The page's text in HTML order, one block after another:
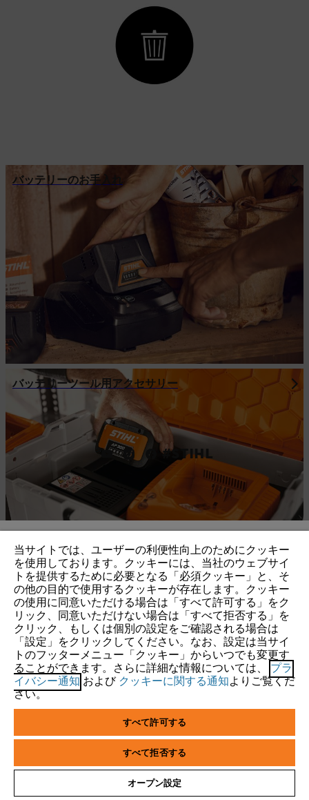
バッテリーのお手入れ
バッテリーツール用アクセサリー
#STIHL
会社
STIHL FAQ
サービス
個人情報保護・サイトの利用 クッキー
IHR BROWSER WIRD NICHT
UNTERSTÜTZT
Sie nutzen einen Browser, den wir noch nicht unterstützen. Für
eine optimale Nutzung unserer Seite empfehlen wir Ihnen, zu
einem der folgenden Browser zu wechseln:
Firefox Chrome
当サイトでは、ユーザーの利便性向上のためにクッキー
を使用しております。クッキーには、当社のウェブサイ
トを提供するために必要となる「必須クッキー」と、そ
の他の目的で使用するクッキーが存在します。クッキー
の使用に同意いただける場合は「すべて許可する」をク
リック、同意いただけない場合は「すべて拒否する」を
クリック、もしくは個別の設定をご確認される場合は
「設定」をクリックしてください。なお、設定は当サイ
トのフッターメニュー「クッキー」からいつでも変更す
ることができます。さらに詳細な情報については、 プラ
イバシー通知 および クッキーに関する通知よりご覧くだ
さい。
すべて許可する
すべて拒否する
オープン設定